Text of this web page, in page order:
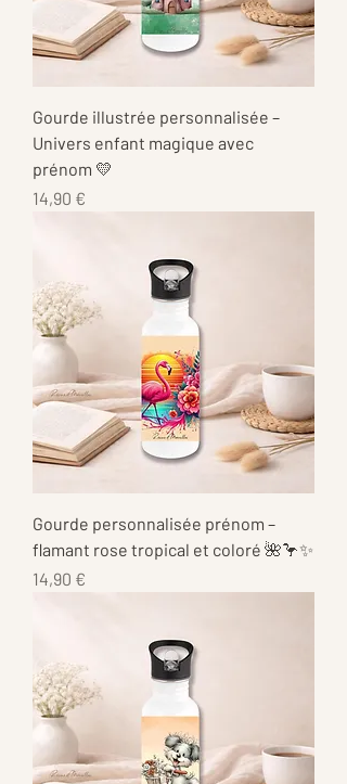
Gourde illustrée personnalisée –
Univers enfant magique avec
prénom 💛
Prix
14,90 €
Gourde personnalisée prénom –
flamant rose tropical et coloré 🌺🦩✨
Prix
14,90 €